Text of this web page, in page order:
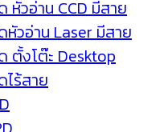
หัวอ่าน CCD มีสาย
หัวอ่าน Laser มีสาย
ตั้งโต๊ะ Desktop
ไร้สาย